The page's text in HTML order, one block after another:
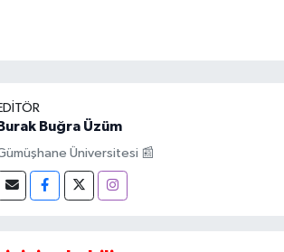
Burak Buğra Üzüm
Üniversitesi 📰